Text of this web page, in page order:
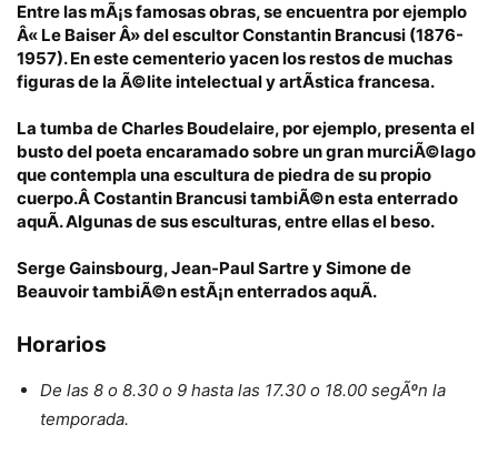
Entre las mÃ¡s famosas obras, se encuentra por ejemplo
Â« Le Baiser Â» del escultor Constantin Brancusi (1876-
1957). En este cementerio yacen los restos de muchas
figuras de la Ã©lite intelectual y artÃ­stica francesa.
La tumba deCharles Boudelaire, por ejemplo, presenta el
busto del poeta encaramado sobre un gran murciÃ©lago
que contempla una escultura de piedra de su propio
cuerpo.ÂCostantin BrancusitambiÃ©n esta enterrado
aquÃ­. Algunas de sus esculturas, entre ellasel beso.
Serge Gainsbourg,Jean-Paul SartreySimone de
BeauvoirtambiÃ©n estÃ¡n enterrados aquÃ­.
Horarios
De las 8 o 8.30 o 9 hasta las 17.30 o 18.00 segÃºn la
temporada.